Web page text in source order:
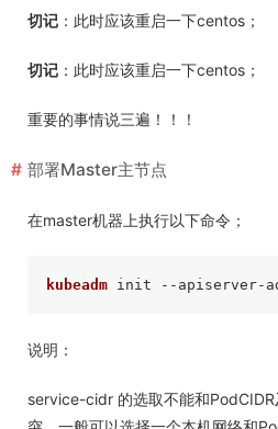
切记 ：此时应该重启一下centos；
切记 ：此时应该重启一下centos；
重要的事情说三遍！！！
部署Master主节点
在master机器上执行以下命令；
kubeadm init --apiserver-
说明：
service-cidr 的选取不能和